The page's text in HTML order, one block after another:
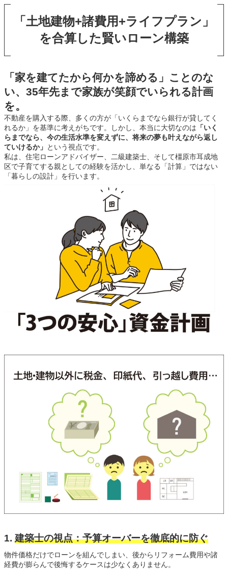
「土地建物+諸費用+ライフプラン」
を合算した賢いローン構築
「家を建てたから何かを諦める」ことのな
い、35年先まで家族が笑顔でいられる計画
を。
不動産を購入する際、多くの方が「いくらまでなら銀行が貸してく
れるか」を基準に考えがちです。しかし、本当に大切なのは 「いく
らまでなら、今の生活水準を変えずに、将来の夢も叶えながら返し
ていけるか」 という視点です。
私は、住宅ローンアドバイザー、二級建築士、そして橿原市耳成地
区で子育てする親としての経験を活かし、単なる「計算」ではない
「暮らしの設計」を行います。
1. 建築士の視点：予算オーバーを徹底的に防ぐ
物件価格だけでローンを組んでしまい、後からリフォーム費用や諸
経費が膨らんで後悔するケースは少なくありません。